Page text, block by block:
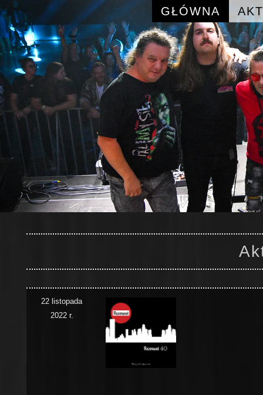
GŁÓWNA
22 listopada
2022 r.